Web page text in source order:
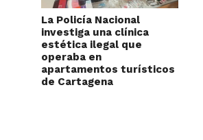
La Policía Nacional
investiga una clínica
estética ilegal que
operaba en
apartamentos turísticos
de Cartagena